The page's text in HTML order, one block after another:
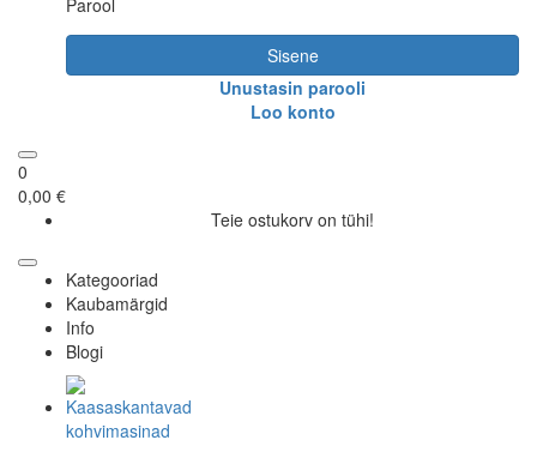
Parool
Sisene
Unustasin parooli
Loo konto
0
0,00 €
Teie ostukorv on tühi!
Kategooriad
Kaubamärgid
Info
Blogi